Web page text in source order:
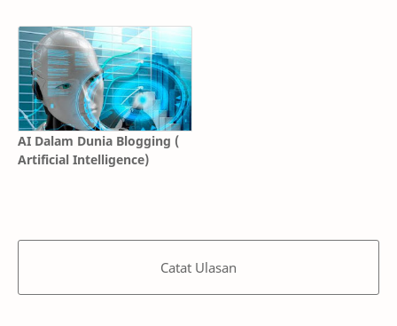
AI Dalam Dunia Blogging (
Artificial Intelligence)
Catat Ulasan